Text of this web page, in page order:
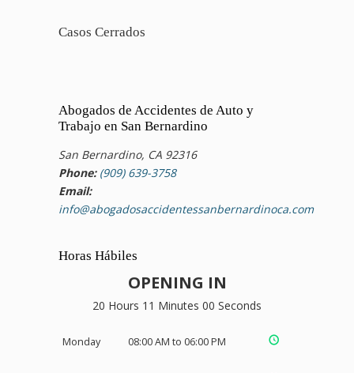
Casos Cerrados
Abogados de Accidentes de Auto y
Trabajo en San Bernardino
San Bernardino, CA 92316
Phone: (909) 639-3758
Email:
info@abogadosaccidentessanbernardinoca.com
Horas Hábiles
OPENING IN
20 Hours 10 Minutes 59 Seconds
Monday 08:00 AM to 06:00 PM